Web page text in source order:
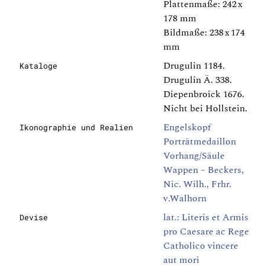
Plattenmaße: 242 x
178 mm
Bildmaße: 238 x 174
mm
Kataloge
Drugulin 1184.
Drugulin Ä. 338.
Diepenbroick 1676.
Nicht bei Hollstein.
Ikonographie und Realien
Engelskopf
Porträtmedaillon
Vorhang/Säule
Wappen – Beckers,
Nic. Wilh., Frhr.
v.Walhorn
Devise
lat.: Literis et Armis
pro Caesare ac Rege
Catholico vincere
aut mori